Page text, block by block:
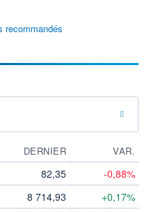
recommandés
DERNIER
VAR.
82,35 -0,88%
8 714,93 +0,17%